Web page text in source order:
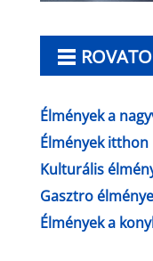
Élmények a
Élmények itthon
Kulturális
Gasztro
Élmények a